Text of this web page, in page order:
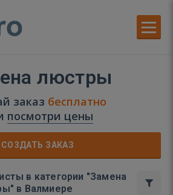
люстры
заказ бесплатно
посмотри цены
СОЗДАТЬ ЗАКАЗ
в категории "Замена
в Валмиере